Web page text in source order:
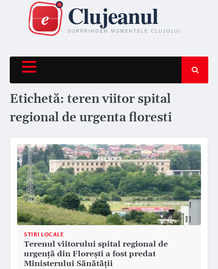
content
Etichetă: teren viitor spital
regional de urgenta floresti
STIRI LOCALE
Terenul viitorului spital regional de
urgență din Florești a fost predat
Ministerului Sănătății